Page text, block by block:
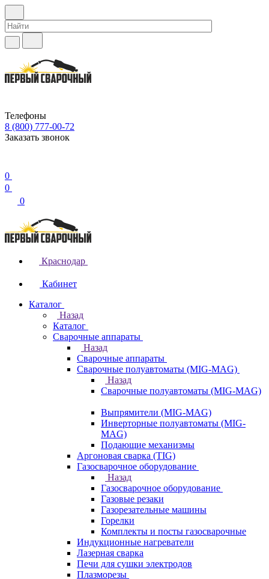
Телефоны
8 (800) 777-00-72
Заказать звонок
0
0
0
Краснодар
Кабинет
Каталог
Назад
Каталог
Сварочные аппараты
Назад
Сварочные аппараты
Сварочные полуавтоматы (MIG-MAG)
Назад
Сварочные полуавтоматы (MIG-MAG)
Выпрямители (MIG-MAG)
Инверторные полуавтоматы (MIG-
MAG)
Подающие механизмы
Аргоновая сварка (TIG)
Газосварочное оборудование
Назад
Газосварочное оборудование
Газовые резаки
Газорезательные машины
Горелки
Комплекты и посты газосварочные
Индукционные нагреватели
Лазерная сварка
Печи для сушки электродов
Плазморезы